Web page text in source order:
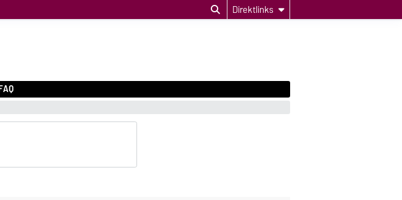
Direktlinks